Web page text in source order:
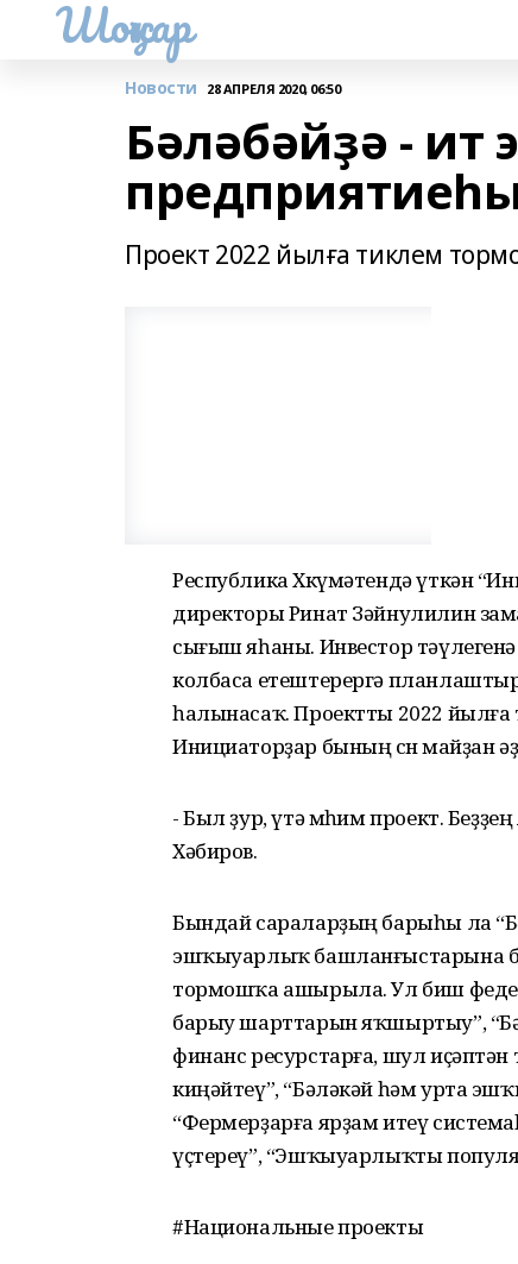
Шоңҡар
Новости 28 АПРЕЛЯ 2020, 06:50
Бәләбәйҙә - ит
Проект 2022 йылға тиклем
Республика Хөкүмәтендә үткән
директоры Ринат Зәйнулилин
сығыш яһаны. Инвестор
колбаса етештерергә
һалынасаҡ. Проектты 2022
Инициаторҙар бының өсөн майҙан
- Был ҙур, үтә мөһим проект.
Хәбиров.
Бындай сараларҙың барыһы ла
эшҡыуарлыҡ башланғыстарына
тормошҡа ашырыла. Ул биш
барыу шарттарын яҡшыртыу”,
финанс ресурстарға, шул
киңәйтеү”, “Бәләкәй һәм урта
“Фермерҙарға ярҙам итеү
үҫтереү”, “Эшҡыуарлыҡты
#Национальные проекты